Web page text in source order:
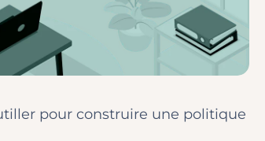
pour construire une politique